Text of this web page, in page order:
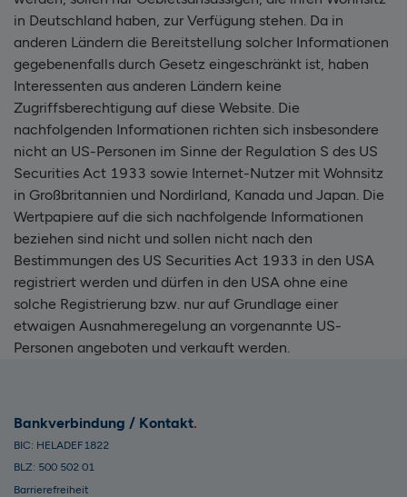
in Deutschland haben, zur Verfügung stehen. Da in
anderen Ländern die Bereitstellung solcher Informationen
gegebenenfalls durch Gesetz eingeschränkt ist, haben
Interessenten aus anderen Ländern keine
Zugriffsberechtigung auf diese Website. Die
nachfolgenden Informationen richten sich insbesondere
nicht an US-Personen im Sinne der Regulation S des US
Securities Act 1933 sowie Internet-Nutzer mit Wohnsitz
in Großbritannien und Nordirland, Kanada und Japan. Die
Wertpapiere auf die sich nachfolgende Informationen
beziehen sind nicht und sollen nicht nach den
Bestimmungen des US Securities Act 1933 in den USA
registriert werden und dürfen in den USA ohne eine
solche Registrierung bzw. nur auf Grundlage einer
etwaigen Ausnahmeregelung an vorgenannte US-
Personen angeboten und verkauft werden.
Bankverbindung / Kontakt
BIC: HELADEF1822
BLZ: 500 502 01
Barrierefreiheit